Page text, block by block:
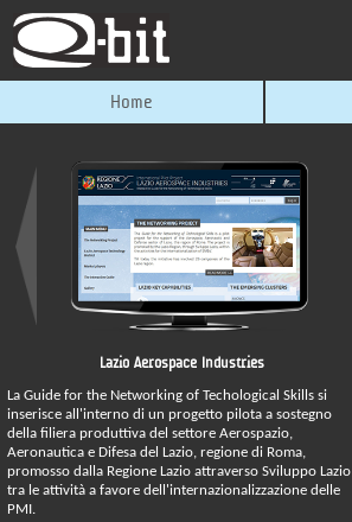
Home
Lazio Aerospace Industries
La Guide for the Networking of Techological Skills si
inserisce all'interno di un progetto pilota a sostegno
della filiera produttiva del settore Aerospazio,
Aeronautica e Difesa del Lazio, regione di Roma,
promosso dalla Regione Lazio attraverso Sviluppo Lazio
tra le attività a favore dell'internazionalizzazione delle
PMI.